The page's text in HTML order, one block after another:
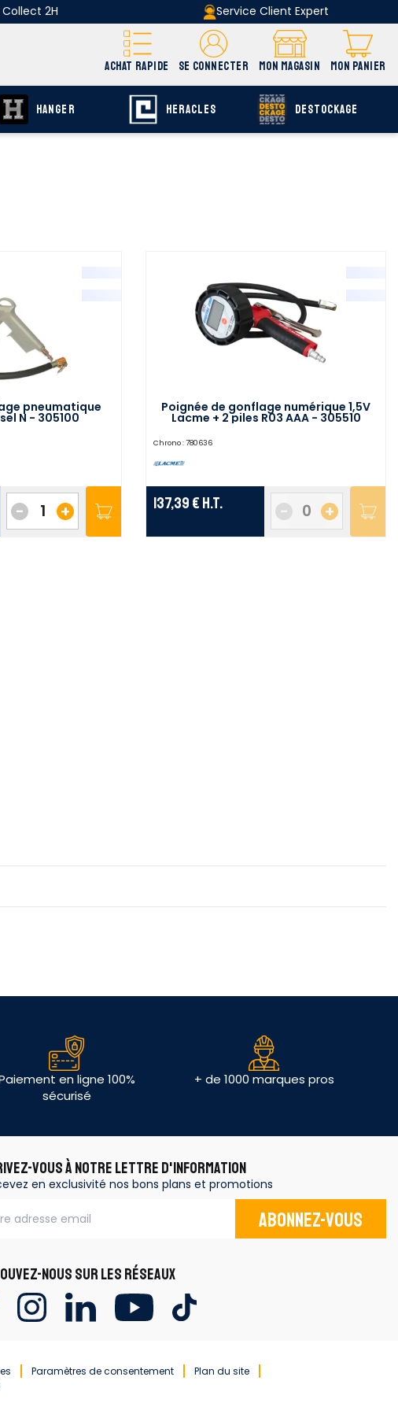
2H Service Client Expert
ACHAT RAPIDE SE CONNECTER MON MAGASIN MON PANIER
HANGER HERACLES DESTOCKAGE
pneumatique
N - 305100
+
-
Poignée de gonflage numérique 1,5V
Lacme + 2 piles R03 AAA - 305510
Chrono :780636
137,39 € H.T. +
-
en ligne 100%
sécurisé
+ de 1000 marques pros
VOUS À NOTRE LETTRE D'INFORMATION
en exclusivité nos bons plans et promotions
Abonnez-vous
NOUS SUR LES RÉSEAUX
Paramètres de consentement
Plan du site